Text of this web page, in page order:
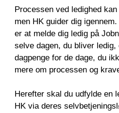
Processen ved ledighed
men HK guider dig
er at melde dig ledig på
selve dagen, du bliver
dagpenge for de dage, du
mere om processen og
Herefter skal du udfylde en
HK via deres